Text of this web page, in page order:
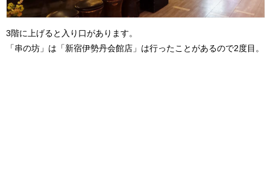
3階に上げると入り口があります。
「串の坊」は「新宿伊勢丹会館店」は行ったことがあるので2度目。